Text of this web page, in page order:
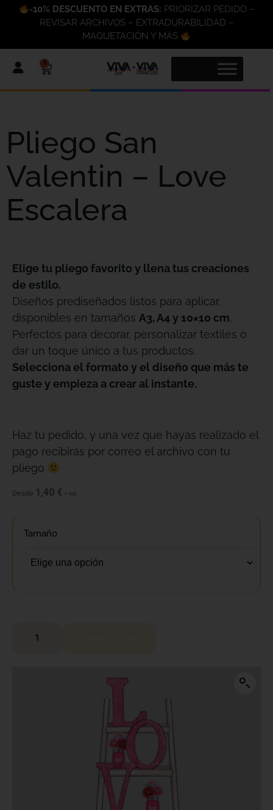
-10% DESCUENTO EN EXTRAS: PRIORIZAR PEDIDO –
REVISAR ARCHIVOS – EXTRADURABILIDAD –
MAQUETACIÓN Y MÁS
0
Pliego San
Valentin – Love
Escalera
Elige tu pliego favorito y llena tus creaciones
de estilo.
Diseños prediseñados listos para aplicar,
disponibles en tamaños A3, A4 y 10×10 cm.
Perfectos para decorar, personalizar textiles o
dar un toque único a tus productos.
Selecciona el formato y el diseño que más te
guste y empieza a crear al instante.
Haz tu pedido, y una vez que hayas realizado el
pago recibirás por correo el archivo con tu
pliego
Desde 1,40 € + IVA
Tamaño